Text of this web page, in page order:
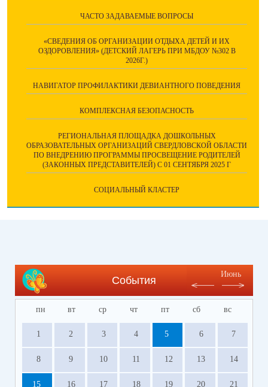
ЧАСТО ЗАДАВАЕМЫЕ ВОПРОСЫ
«СВЕДЕНИЯ ОБ ОРГАНИЗАЦИИ ОТДЫХА ДЕТЕЙ И ИХ
ОЗДОРОВЛЕНИЯ» (ДЕТСКИЙ ЛАГЕРЬ ПРИ МБДОУ №302 В
2026Г.)
НАВИГАТОР ПРОФИЛАКТИКИ ДЕВИАНТНОГО ПОВЕДЕНИЯ
КОМПЛЕКСНАЯ БЕЗОПАСНОСТЬ
РЕГИОНАЛЬНАЯ ПЛОЩАДКА ДОШКОЛЬНЫХ
ОБРАЗОВАТЕЛЬНЫХ ОРГАНИЗАЦИЙ СВЕРДЛОВСКОЙ ОБЛАСТИ
ПО ВНЕДРЕНИЮ ПРОГРАММЫ ПРОСВЕЩЕНИЕ РОДИТЕЛЕЙ
(ЗАКОННЫХ ПРЕДСТАВИТЕЛЕЙ) С 01 СЕНТЯБРЯ 2025 Г
СОЦИАЛЬНЫЙ КЛАСТЕР
События
Июнь
пн вт ср чт пт сб вс
1 2 3 4 5 6 7
8 9 10 11 12 13 14
15 16 17 18 19 20 21